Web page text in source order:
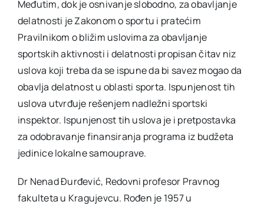
Međutim, dok je osnivanje slobodno, za obavljanje
delatnosti je Zakonom o sportu i pratećim
Pravilnikom o bližim uslovima za obavljanje
sportskih aktivnosti i delatnosti propisan čitav niz
uslova koji treba da se ispune da bi savez mogao da
obavlja delatnost u oblasti sporta. Ispunjenost tih
uslova utvrđuje rešenjem nadležni sportski
inspektor. Ispunjenost tih uslova je i pretpostavka
za odobravanje finansiranja programa iz budžeta
jedinice lokalne samouprave.
Dr Nenad Đurđević, Redovni profesor Pravnog
fakulteta u Kragujevcu. Rođen je 1957 u